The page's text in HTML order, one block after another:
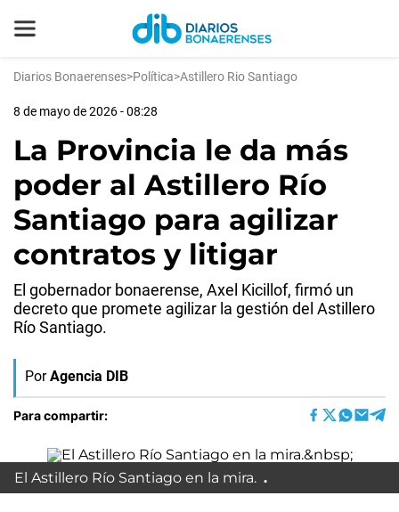
Diarios Bonaerenses>Política>Astillero Rio Santiago
8 de mayo de 2026 - 08:28
La Provincia le da más
poder al Astillero Río
Santiago para agilizar
contratos y litigar
El gobernador bonaerense, Axel Kicillof, firmó un
decreto que promete agilizar la gestión del Astillero
Río Santiago.
Por Agencia DIB
Para compartir:
El Astillero Río Santiago en la mira.